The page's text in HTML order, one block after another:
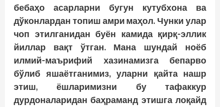
бебаҳо асарларни бугун кутубхона ва
дўконлардан топиш амри маҳол. Чунки улар
чоп этилганидан буён камида қирқ-эллик
йиллар вақт ўтган. Мана шундай ноёб
илмий-маърифий хазинамизга бепарво
бўлиб яшаётганимиз, уларни қайта нашр
этиш, ёшларимизни бу тафаккур
дурдоналаридан баҳраманд этишга лоқайд